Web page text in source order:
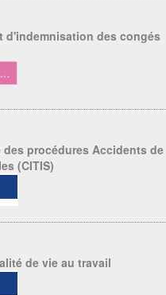
d'indemnisation des congés
procédures Accidents de
(CITIS)
de vie au travail